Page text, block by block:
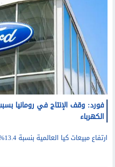
فورد: وقف الإنتاج في رومانيا
الكهرباء
ارتفاع مبيعات كيا العالمية بنسبة 13.4% خلال يوليو الماضي